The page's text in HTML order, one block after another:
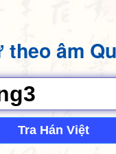
theo âm
Tra Hán Việt